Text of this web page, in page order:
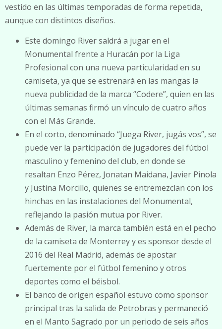
vestido en las últimas temporadas de forma repetida,
aunque con distintos diseños.
Este domingo River saldrá a jugar en el
Monumental frente a Huracán por la Liga
Profesional con una nueva particularidad en su
camiseta, ya que se estrenará en las mangas la
nueva publicidad de la marca “Codere”, quien en las
últimas semanas firmó un vínculo de cuatro años
con el Más Grande.
En el corto, denominado “Juega River, jugás vos”, se
puede ver la participación de jugadores del fútbol
masculino y femenino del club, en donde se
resaltan Enzo Pérez, Jonatan Maidana, Javier Pinola
y Justina Morcillo, quienes se entremezclan con los
hinchas en las instalaciones del Monumental,
reflejando la pasión mutua por River.
Además de River, la marca también está en el pecho
de la camiseta de Monterrey y es sponsor desde el
2016 del Real Madrid, además de apostar
fuertemente por el fútbol femenino y otros
deportes como el béisbol.
El banco de origen español estuvo como sponsor
principal tras la salida de Petrobras y permaneció
en el Manto Sagrado por un periodo de seis años